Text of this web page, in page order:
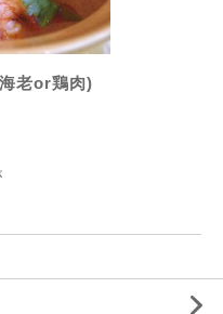
老or鶏肉)